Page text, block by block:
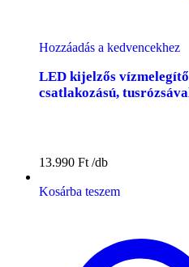
Hozzáadás a kedvencekhez
LED kijelzős
csatlakozású,
13.990 Ft
Kosárba teszem